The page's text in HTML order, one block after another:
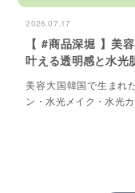
2026.07.17
【 #商品深堀 】美
叶える透明感と水光
美容大国韓国で生まれ
ン・水光メイク・水光